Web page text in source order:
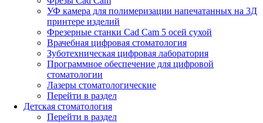
УФ камера для полимеризации напечатанных на 3Д
принтере изделий
Фрезерные станки Cad Cam 5 осей сухой
Врачебная цифровая стоматология
Зуботехническая цифровая лаборатория
Программное обеспечение для цифровой
стоматологии
Лазеры стоматологические
Перейти в раздел
Детская стоматология
Перейти в раздел